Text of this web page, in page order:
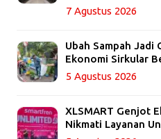
7 Agustus 2026
Ubah Sampah Jadi
Ekonomi Sirkular
5 Agustus 2026
XLSMART Genjot
Nikmati Layanan